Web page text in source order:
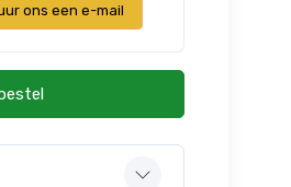
ons een e-mail